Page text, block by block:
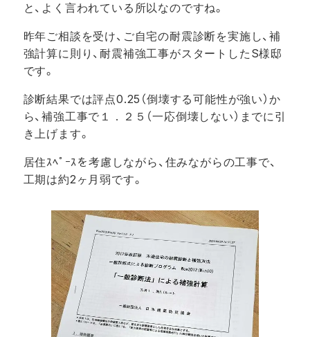
と、よく言われている所以なのですね。
昨年ご相談を受け、ご自宅の耐震診断を実施し、補
強計算に則り、耐震補強工事がスタートしたS様邸
です。
診断結果では評点0.25（倒壊する可能性が強い）か
ら、補強工事で１．２５（一応倒壊しない）までに引
き上げます。
居住ｽﾍﾟｰｽを考慮しながら、住みながらの工事で、
工期は約2ヶ月弱です。